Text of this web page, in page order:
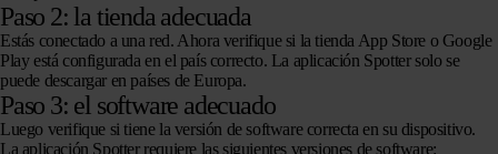
Paso 2: la tienda adecuada
Estás conectado a una red. Ahora verifique si la tienda App Store o Google
Play está configurada en el país correcto. La aplicación Spotter solo se
puede descargar en países de Europa.
Paso 3: el software adecuado
Luego verifique si tiene la versión de software correcta en su dispositivo.
La aplicación Spotter requiere las siguientes versiones de software: